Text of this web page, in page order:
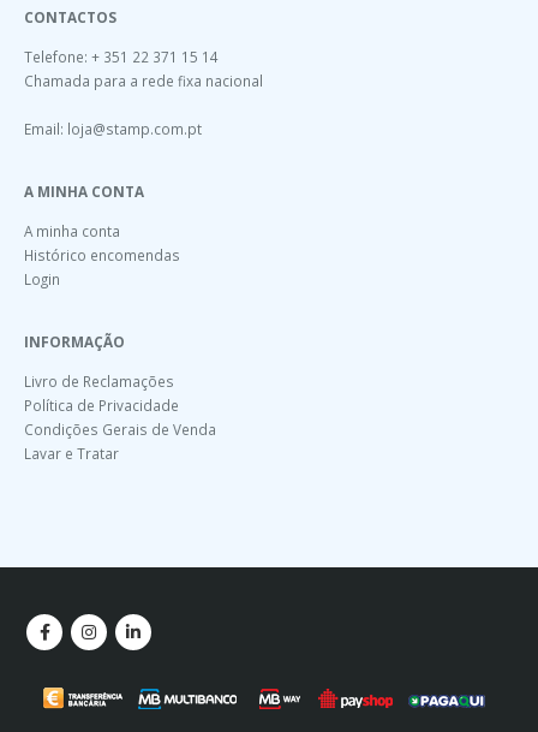
CONTACTOS
Telefone: + 351 22 371 15 14
Chamada para a rede fixa nacional
Email: loja@stamp.com.pt
A MINHA CONTA
A minha conta
Histórico encomendas
Login
INFORMAÇÃO
Livro de Reclamações
Política de Privacidade
Condições Gerais de Venda
Lavar e Tratar